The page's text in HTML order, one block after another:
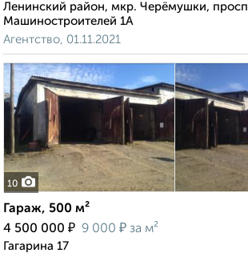
Ленинский район, мкр. Черёмушки,
Машиностроителей 1А
Агентство, 01.11.2021
10
Гараж, 500 м²
4 500 000 ₽ 9 000 ₽ за м²
Гагарина 17